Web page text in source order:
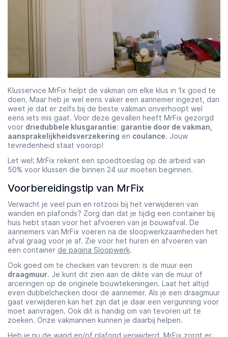
Klusservice MrFix helpt de vakman om elke klus in 1x goed te
doen. Maar heb je wel eens vaker een aannemer ingezet, dan
weet je dat er zelfs bij de beste vakman onverhoopt wel
eens iets mis gaat. Voor deze gevallen heeft MrFix gezorgd
voor driedubbele klusgarantie: garantie door de vakman,
aansprakelijkheidsverzekering en coulance. Jouw
tevredenheid staat voorop!
Let wel: MrFix rekent een spoedtoeslag op de arbeid van
50% voor klussen die binnen 24 uur moeten beginnen.
Voorbereidingstip van MrFix
Verwacht je veel puin en rotzooi bij het verwijderen van
wanden en plafonds? Zorg dan dat je tijdig een container bij
huis hebt staan voor het afvoeren van je bouwafval. De
aannemers van MrFix voeren na de sloopwerkzaamheden het
afval graag voor je af. Zie voor het huren en afvoeren van
een container de pagina Sloopwerk.
Ook goed om te checken van tevoren: is de muur een
draagmuur. Je kunt dit zien aan de dikte van de muur of
arceringen op de originele bouwtekeningen. Laat het altijd
even dubbelchecken door de aannemer. Als je een draagmuur
gaat verwijderen kan het zijn dat je daar een vergunning voor
moet aanvragen. Ook dit is handig om van tevoren uit te
zoeken. Onze vakmannen kunnen je daarbij helpen.
Heb je nu de wand en/of plafond verwijderd, MrFix zorgt er